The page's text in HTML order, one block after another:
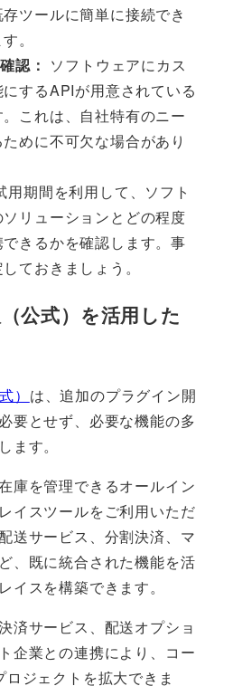
ツールに簡単に接続でき
。
認： ソフトウェアにカス
するAPIが用意されている
これは、自社特有のニー
めに不可欠な場合があり
用期間を利用して、ソフト
リューションとどの程度
きるかを確認します。事
ておきましょう。
公式）を活用した
） は、追加のプラグイン開
要とせず、必要な機能の多
ます。
庫を管理できるオールイン
イスツールをご利用いただ
送サービス、分割決済、マ
、既に統合された機能を活
イスを構築できます。
済サービス、配送オプショ
企業との連携により、コー
ロジェクトを拡大できま